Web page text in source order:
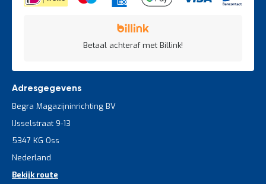
Betaal achteraf met Billink!
Adresgegevens
Begra Magazijninrichting BV
IJsselstraat 9-13
5347 KG Oss
Nederland
Bekijk route